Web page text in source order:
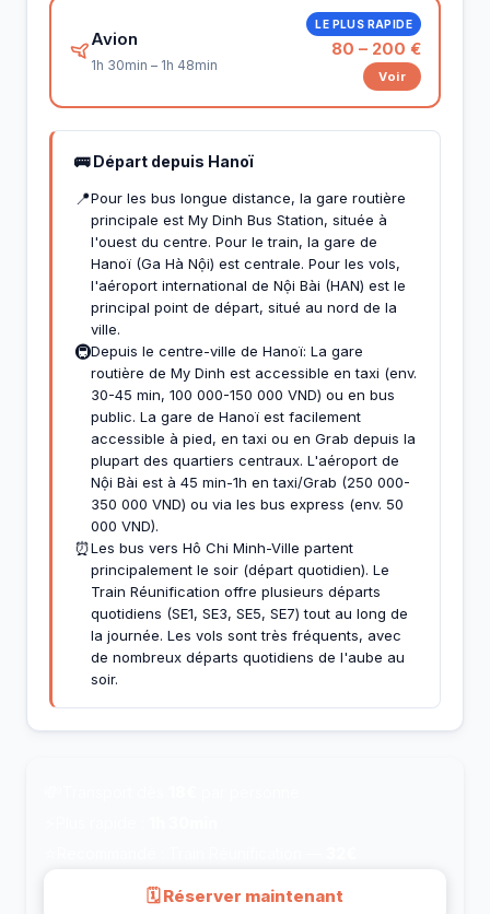
Avion
1h 30min – 1h 48min
LE PLUS RAPIDE
80 – 200 €
Voir
🚌 Départ depuis Hanoï
📍Pour les bus longue distance, la gare routière
principale est My Dinh Bus Station, située à
l'ouest du centre. Pour le train, la gare de
Hanoï (Ga Hà Nội) est centrale. Pour les vols,
l'aéroport international de Nội Bài (HAN) est le
principal point de départ, situé au nord de la
ville.
🚇Depuis le centre-ville de Hanoï: La gare
routière de My Dinh est accessible en taxi (env.
30-45 min, 100 000-150 000 VND) ou en bus
public. La gare de Hanoï est facilement
accessible à pied, en taxi ou en Grab depuis la
plupart des quartiers centraux. L'aéroport de
Nội Bài est à 45 min-1h en taxi/Grab (250 000-
350 000 VND) ou via les bus express (env. 50
000 VND).
⏰Les bus vers Hô Chi Minh-Ville partent
principalement le soir (départ quotidien). Le
Train Réunification offre plusieurs départs
quotidiens (SE1, SE3, SE5, SE7) tout au long de
la journée. Les vols sont très fréquents, avec
de nombreux départs quotidiens de l'aube au
soir.
🗓 Réserver maintenant